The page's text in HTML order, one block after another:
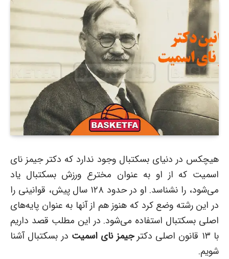
هیچکس در دنیای بسکتبال وجود ندارد که دکتر جیمز نای
اسمیت که از او به عنوان مخترع ورزش بسکتبال یاد
می‌شود، را نشناسد. او در حدود ۱۲۸ سال پیش، قوانینی را
در این رشته وضع کرد که هنوز هم از آنها به عنوان پایه‌های
اصلی بسکتبال استفاده می‌شود. در این مطلب قصد داریم
با ۱۳ قانون اصلی دکتر
جیمز نای اسمیت در بسکتبال آشنا
شویم.